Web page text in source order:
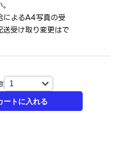
よるA4写真の受
送受け取り変更はで
ートに入れる